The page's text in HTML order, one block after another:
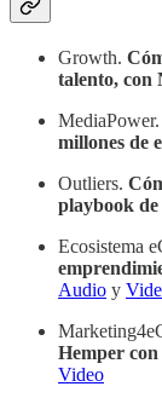
Growth.
talento, con
MediaPower.
millones de
Outliers.
playbook de
Ecosistema
Audio y
Hemper
Video